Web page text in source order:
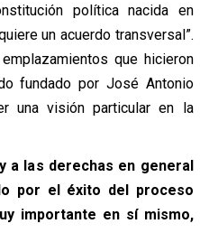
política nacida en
un acuerdo transversal”.
que hicieron
fundado por José Antonio
una visión particular en la
a las derechas en general
por el éxito del proceso
importante en sí mismo,